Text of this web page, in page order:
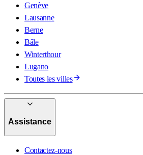
Genève
Lausanne
Berne
Bâle
Winterthour
Lugano
Toutes les villes
Assistance
Contactez-nous